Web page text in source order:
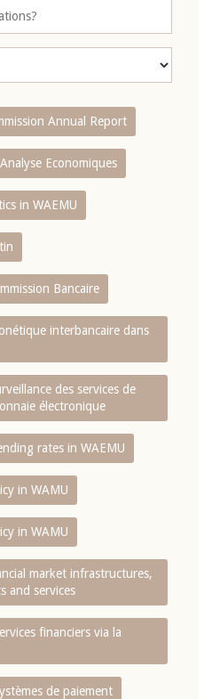
Annual Report
Economiques
in WAEMU
Bancaire
interbancaire dans
des services de
électronique
rates in WAEMU
in WAMU
in WAMU
market infrastructures,
and services
financiers via la
de paiement